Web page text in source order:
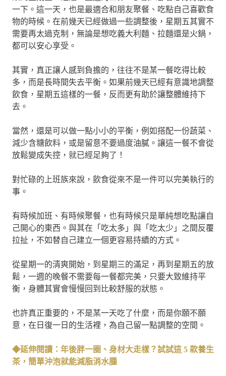
一下。這一天，也是最適合和朋友聚餐、吃點自己喜歡食
物的時候。在前幾天已經做過一些調整後，星期五其實不
需要再太過克制，無論是想吃義大利麵、拉麵還是火鍋，
都可以安心享受。
其實，真正讓人感到負擔的，往往不是某一餐吃得比較
多，而是長時間失去平衡。如果前幾天已經有意識地調整
飲食，星期五這樣的一餐，反而更有助於讓整體維持下
去。
當然，還是可以做一點小小的平衡，例如搭配一份蔬菜、
減少含糖飲料，或是留意不要過度油膩。讓這一餐不會從
放鬆變成失控，就已經足夠了！
對忙碌的上班族來說，飲食從來不是一件可以完美執行的
事。
有時候加班、有時候聚餐，也有時候只是單純想吃點讓自
己開心的東西。與其在「吃太多」與「吃太少」之間反覆
拉扯，不如替自己建立一個更容易持續的方式。
從星期一的清爽開始，到星期三的滿足，再到星期五的放
鬆，一週的晚餐不需要每一餐都完美，只要大致維持平
衡，身體其實會慢慢回到比較舒服的狀態。
也許真正重要的，不是某一天吃了什麼，而是你願不願
意，在日復一日的生活裡，為自己留一點調整的空間。
◆延伸閱讀：年後胖一圈、身材大走樣？試試這 5 款養生
茶，簡單沖泡就能減脂消水腫